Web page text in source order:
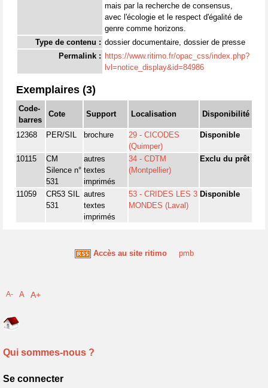
mais par la recherche de consensus,
avec l'écologie et le respect d'égalité de
genre comme horizons.
Type de contenu : dossier documentaire, dossier de presse
Permalink : https://www.ritimo.fr/opac_css/index.php?
lvl=notice_display&id=84986
Exemplaires (3)
Code-
barres
Cote Support Localisation Disponibilité
12368 PER/SIL brochure
29 - CICODES
(Quimper)
Disponible
10115
CM
Silence n°
531
autres
textes
imprimés
34 - CDTM
(Montpellier)
Exclu du prêt
11059
CR53 SIL
531
autres
textes
imprimés
53 - CRIDES LES 3
MONDES (Laval)
Disponible
Accès au site ritimo pmb
A- A A+
Qui sommes-nous ?
Se connecter